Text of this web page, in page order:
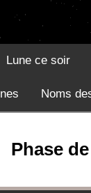
Lune ce soir
Noms
Phase